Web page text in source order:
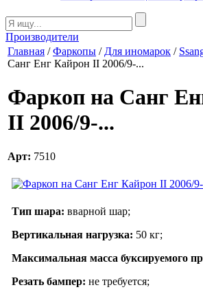
Производители
Главная /Фаркопы / Для иномарок /
Санг Енг Кайрон II 2006/9-...
Фаркоп на Санг
II 2006/9-...
Арт: 7510
Тип шара: вварной шар;
Вертикальная нагрузка: 50 кг;
Максимальная масса буксируемого
Резать бампер: не требуется;